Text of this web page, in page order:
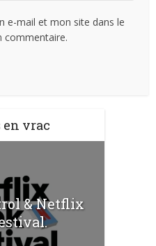
e-mail et mon site dans le
commentaire.
vrac
& Netflix